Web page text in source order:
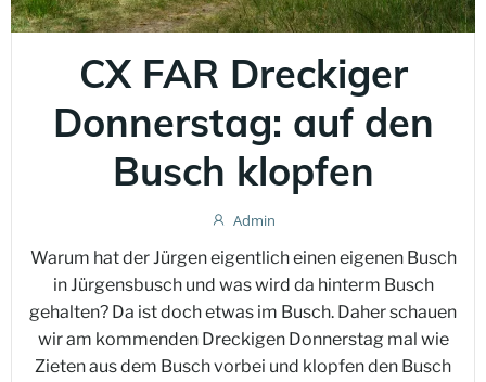
CX FAR Dreckiger
Donnerstag: auf den
Busch klopfen
Admin
Warum hat der Jürgen eigentlich einen eigenen Busch
in Jürgensbusch und was wird da hinterm Busch
gehalten? Da ist doch etwas im Busch. Daher schauen
wir am kommenden Dreckigen Donnerstag mal wie
Zieten aus dem Busch vorbei und klopfen den Busch